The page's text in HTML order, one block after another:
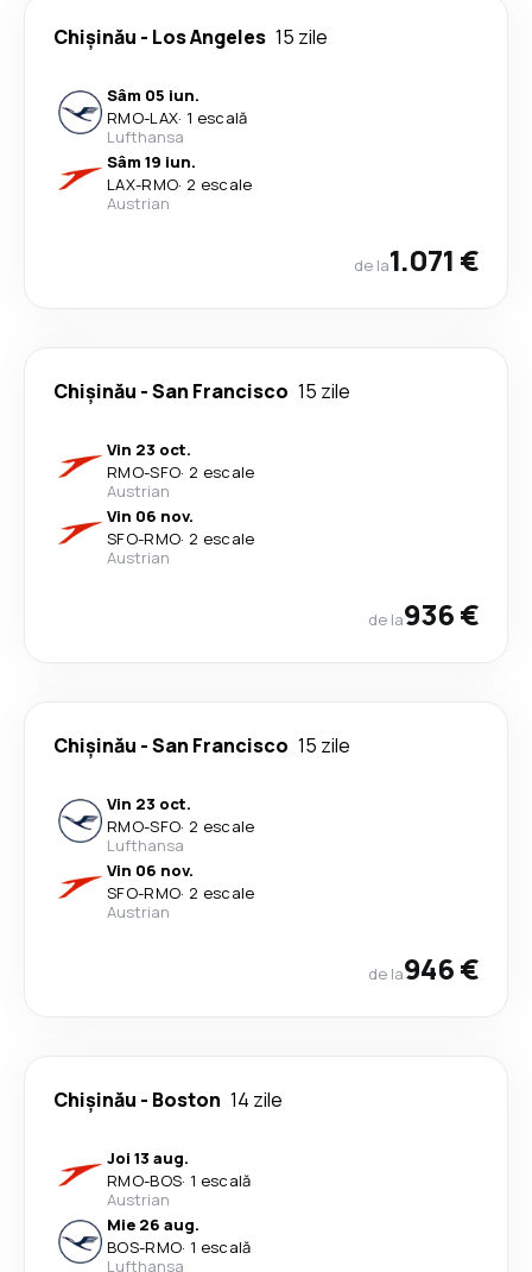
Chişinău - Los Angeles 15 zile
Sâm 05 iun.
RMO-LAX· 1 escală
Lufthansa
Sâm 19 iun.
LAX-RMO· 2 escale
Austrian
de la1.071 €
Chişinău -San Francisco 15 zile
Vin 23 oct.
RMO-SFO· 2 escale
Austrian
Vin 06 nov.
SFO-RMO· 2 escale
Austrian
de la936 €
Chişinău -San Francisco 15 zile
Vin 23 oct.
RMO-SFO· 2 escale
Lufthansa
Vin 06 nov.
SFO-RMO· 2 escale
Austrian
de la946 €
Chişinău - Boston 14 zile
Joi 13 aug.
RMO-BOS· 1 escală
Austrian
Mie 26 aug.
BOS-RMO· 1 escală
Lufthansa